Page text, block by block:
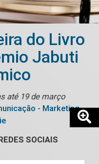
do Livro
Jabuti
até 19 de março
- Marketing
SOCIAIS